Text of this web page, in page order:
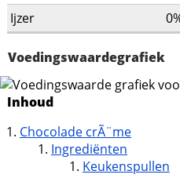
Ijzer
Voedingswaardegrafiek
Inhoud
Chocolade crÃ¨me
Ingrediënten
Keukenspullen